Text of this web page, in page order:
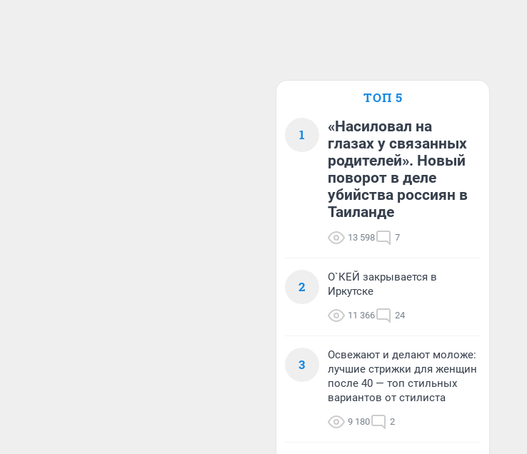
ТОП 5
1
«Насиловал на
глазах у связанных
родителей». Новый
поворот в деле
убийства россиян в
Таиланде
13 598 7
2
О`КЕЙ закрывается в
Иркутске
11 366 24
3
Освежают и делают моложе:
лучшие стрижки для женщин
после 40 — топ стильных
вариантов от стилиста
9 180 2